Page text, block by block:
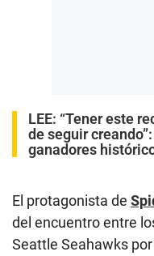
LEE: “Tener este
de seguir
ganadores
El protagonista de
del encuentro entre
Seattle Seahawks